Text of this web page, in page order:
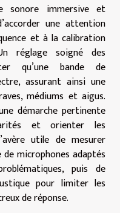
sonore immersive et
une attention
et à la calibration
réglage soigné des
qu’une bande de
assurant ainsi une
médiums et aigus.
démarche pertinente
et orienter les
utile de mesurer
de microphones adaptés
puis de
pour limiter les
de réponse.